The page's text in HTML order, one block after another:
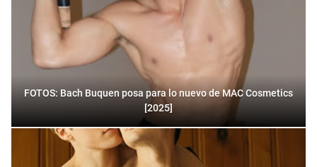
FOTOS: Bach Buquen posa para lo nuevo de MAC Cosmetics
[2025]